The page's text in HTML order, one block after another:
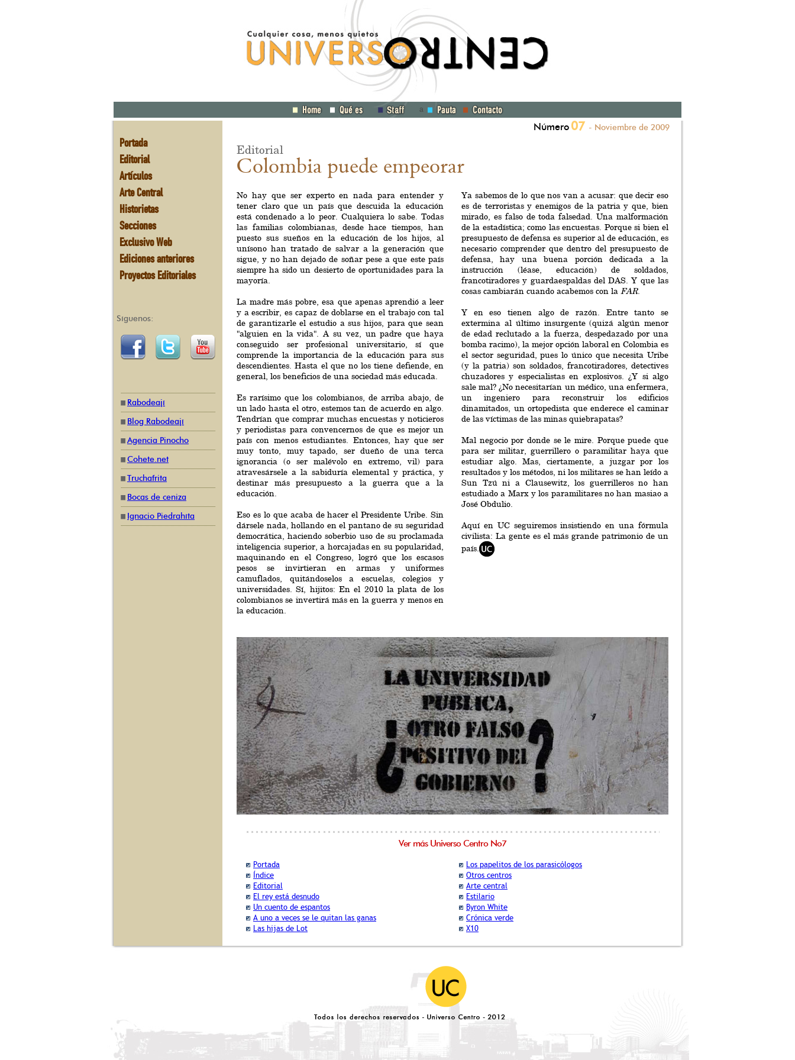
a
Portada
Editorial
Artículos
Arte Central
Historietas
Secciones
Exclusivo Web
Ediciones anteriores
Proyectos Editoriales
Síguenos:
Rabodeají
Blog Rabodeají
Agencia Pinocho
Cohete.net
Truchafrita
Bocas de ceniza
Ignacio Piedrahíta
Número 07 - Noviembre de 2009
Editorial
Colombia puede empeorar
No hay que ser experto en nada para entender y
tener claro que un país que descuida la educación
está condenado a lo peor. Cualquiera lo sabe. Todas
las familias colombianas, desde hace tiempos, han
puesto sus sueños en la educación de los hijos, al
unísono han tratado de salvar a la generación que
sigue, y no han dejado de soñar pese a que este país
siempre ha sido un desierto de oportunidades para la
mayoría.
La madre más pobre, esa que apenas aprendió a leer
y a escribir, es capaz de doblarse en el trabajo con tal
de garantizarle el estudio a sus hijos, para que sean
"alguien en la vida". A su vez, un padre que haya
conseguido ser profesional universitario, sí que
comprende la importancia de la educación para sus
descendientes. Hasta el que no los tiene defiende, en
general, los beneficios de una sociedad más educada.
Es rarísimo que los colombianos, de arriba abajo, de
un lado hasta el otro, estemos tan de acuerdo en algo.
Tendrían que comprar muchas encuestas y noticieros
y periodistas para convencernos de que es mejor un
país con menos estudiantes. Entonces, hay que ser
muy tonto, muy tapado, ser dueño de una terca
ignorancia (o ser malévolo en extremo, vil) para
atravesársele a la sabiduría elemental y práctica, y
destinar más presupuesto a la guerra que a la
educación.
Eso es lo que acaba de hacer el Presidente Uribe. Sin
dársele nada, hollando en el pantano de su seguridad
democrática, haciendo soberbio uso de su proclamada
inteligencia superior, a horcajadas en su popularidad,
maquinando en el Congreso, logró que los escasos
pesos se invirtieran en armas y uniformes
camuflados, quitándoselos a escuelas, colegios y
universidades. Sí, hijitos: En el 2010 la plata de los
colombianos se invertirá más en la guerra y menos en
la educación.
Ya sabemos de lo que nos van a acusar: que decir eso
es de terroristas y enemigos de la patria y que, bien
mirado, es falso de toda falsedad. Una malformación
de la estadística; como las encuestas. Porque si bien el
presupuesto de defensa es superior al de educación, es
necesario comprender que dentro del presupuesto de
defensa, hay una buena porción dedicada a la
instrucción (léase, educación) de soldados,
francotiradores y guardaespaldas del DAS. Y que las
cosas cambiarán cuando acabemos con la FAR.
Y en eso tienen algo de razón. Entre tanto se
extermina al último insurgente (quizá algún menor
de edad reclutado a la fuerza, despedazado por una
bomba racimo), la mejor opción laboral en Colombia es
el sector seguridad, pues lo único que necesita Uribe
(y la patria) son soldados, francotiradores, detectives
chuzadores y especialistas en explosivos. ¿Y si algo
sale mal? ¿No necesitarían un médico, una enfermera,
un ingeniero para reconstruir los edificios
dinamitados, un ortopedista que enderece el caminar
de las víctimas de las minas quiebrapatas?
Mal negocio por donde se le mire. Porque puede que
para ser militar, guerrillero o paramilitar haya que
estudiar algo. Mas, ciertamente, a juzgar por los
resultados y los métodos, ni los militares se han leído a
Sun Tzú ni a Clausewitz, los guerrilleros no han
estudiado a Marx y los paramilitares no han masiao a
José Obdulio.
Aquí en UC seguiremos insistiendo en una fórmula
civilista: La gente es el más grande patrimonio de un
país.
Ver más Universo Centro No7
Portada
Índice
Editorial
El rey está desnudo
Un cuento de espantos
A uno a veces se le quitan las ganas
Las hijas de Lot
Los papelitos de los parasicólogos
Otros centros
Arte central
Estilario
Byron White
Crónica verde
X10